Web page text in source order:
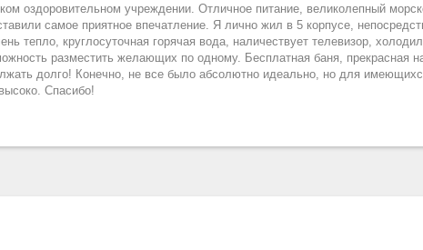
оздоровительном учреждении. Отличное питание, великолепный
самое приятное впечатление. Я лично жил в 5 корпусе,
тепло, круглосуточная горячая вода, наличествует телевизор,
разместить желающих по одному. Бесплатная баня, прекрасная
долго! Конечно, не все было абсолютно идеально, но для
Спасибо!